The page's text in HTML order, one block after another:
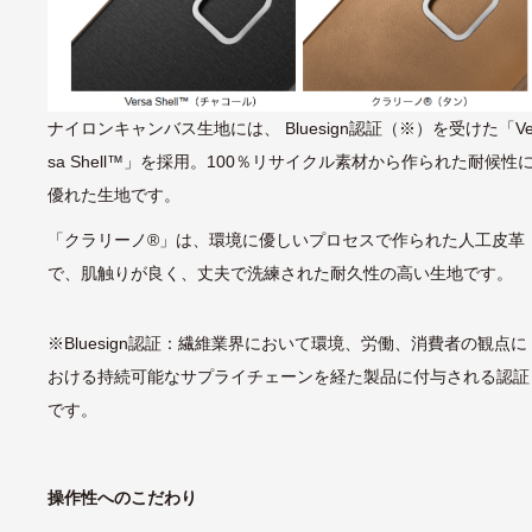
ナイロンキャンバス生地には、 Bluesign認証（※）を受けた「
sa Shell™」を採用。100％リサイクル素材から作られた耐候性
優れた生地です。
「クラリーノ®」は、環境に優しいプロセスで作られた人工皮革
で、肌触りが良く、丈夫で洗練された耐久性の高い生地です。
※Bluesign認証：繊維業界において環境、労働、消費者の観点に
おける持続可能なサプライチェーンを経た製品に付与される認証
です。
操作性へのこだわり